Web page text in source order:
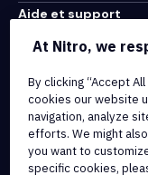
Aide et support
Conditions d'utilisation
Politique de cookies
Politique de copyright
Toutes les conditions
At Nitro, we
By clicking “Accept
cookies our website
navigation, analyze
efforts. We might
you want to
specific cookies,